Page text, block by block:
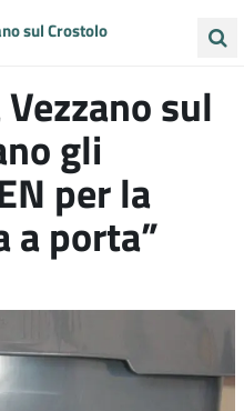
sul Crostolo
VIVI VEZZANO
MATILDICHE
sul
gli
per la
a porta”